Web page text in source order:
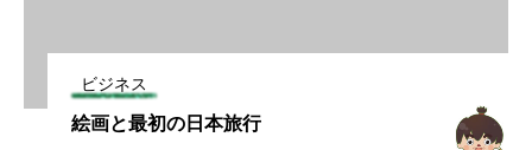
ビジネス
絵画と最初の日本旅行